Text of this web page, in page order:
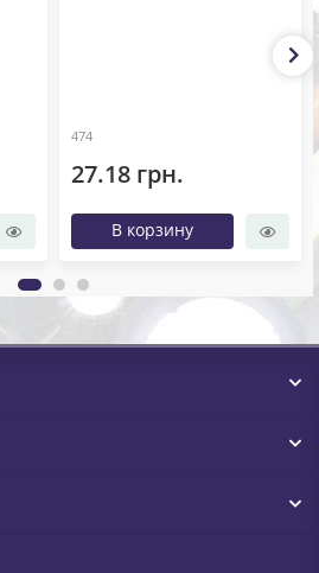
474
27.18 грн.
В корзину